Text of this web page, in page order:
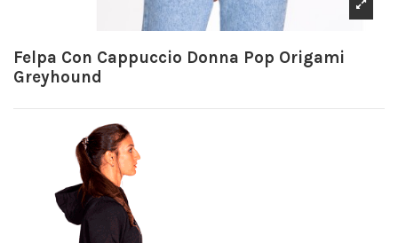
Felpa Con Cappuccio Donna Pop Origami
Greyhound